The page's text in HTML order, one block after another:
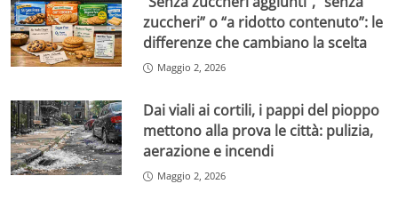
zuccheri” o “a ridotto contenuto”: le
differenze che cambiano la scelta
Maggio 2, 2026
Dai viali ai cortili, i pappi del pioppo
mettono alla prova le città: pulizia,
aerazione e incendi
Maggio 2, 2026